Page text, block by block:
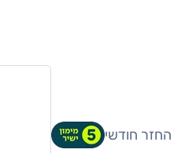
החזר חודשי